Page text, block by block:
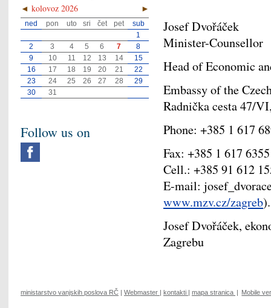
Josef Dvořáček
Minister-Counsellor
Head of Economic
Embassy of the
Radnička cesta 47/
Phone: +385 1 617
Fax: +385 1 617 6355
Cell.: +385 91 612
E-mail:
www.mzv.cz/zagreb).
Josef Dvořáček,
Zagrebu
◄ ►
kolovoz 2026
ned pon uto sri čet pet
sub
1
2
3 4 5 6 7
8
9
10 11 12 13 14
15
16
17 18 19 20 21
22
23
24 25 26 27 28
29
30
31
Follow us on
ministarstvo vanjskih poslova RČ | Webmaster | kontakti | mapa stranica | Mobile